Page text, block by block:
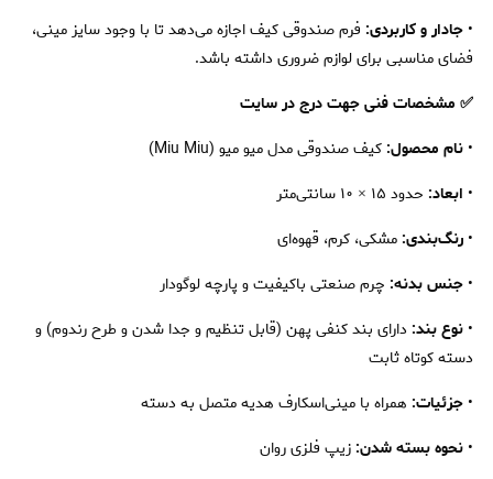
• جادار و کاربردی: فرم صندوقی کیف اجازه می‌دهد تا با وجود سایز مینی،
فضای مناسبی برای لوازم ضروری داشته باشد.
✅ مشخصات فنی جهت درج در سایت
• نام محصول: کیف صندوقی مدل میو میو (Miu Miu)
• ابعاد: حدود ۱۵ × ۱۰ سانتی‌متر
• رنگ‌بندی: مشکی، کرم، قهوه‌ای
• جنس بدنه: چرم صنعتی باکیفیت و پارچه لوگودار
• نوع بند: دارای بند کنفی پهن (قابل تنظیم و جدا شدن و طرح رندوم) و
دسته کوتاه ثابت
• جزئیات: همراه با مینی‌اسکارف هدیه متصل به دسته
• نحوه بسته شدن: زیپ فلزی روان